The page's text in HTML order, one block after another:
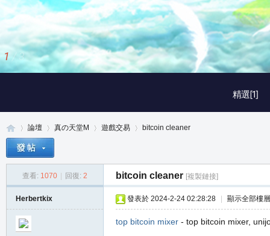
精選[1]
1 / 3
論壇
›
真の天堂M 遊戲交易
›
bitcoin cleaner
查看: 1070 回復: 2 bitcoin cleaner [複製鏈接]
Herbertkix 發表於 2024-2-24 02:28:28 顯示全部樓層
top bitcoin mixer - top bitcoin mixer,